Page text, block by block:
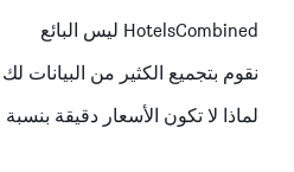
HotelsCombined ليس البائع
نقوم بتجميع الكثير من البيانات لك
لماذا لا تكون الأسعار دقيقة بنسبة 100٪؟